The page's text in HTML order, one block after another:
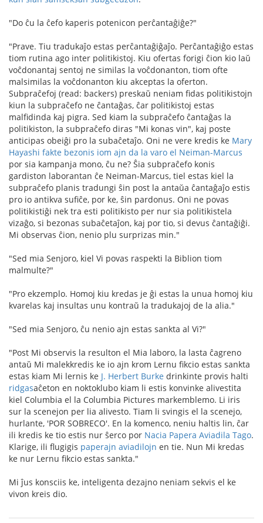
"Do ĉu la ĉefo kaperis potenicon perĉantaĝiĝe?"
"Prave. Tiu tradukaĵo estas perĉantaĝiĝaĵo. Perĉantaĝiĝo estas
tiom rutina ago inter politikistoj. Kiu ofertas forigi ĉion kio laŭ
voĉdonantaj sentoj ne similas la voĉdonanton, tiom ofte
malsimilas la voĉdonanton kiu akceptas la oferton.
Subpraĉefoj (read: backers) preskaŭ neniam fidas politikistojn
kiun la subpraĉefo ne ĉantaĝas, ĉar politikistoj estas
malfidinda kaj pigra. Sed kiam la subpraĉefo ĉantaĝas la
politikiston, la subpraĉefo diras "Mi konas vin", kaj poste
anticipas obeiĝi pro la subaĉetaĵo. Oni ne vere kredis ke Mary
Hayashi fakte bezonis iom ajn da la varo el Neiman-Marcus
por sia kampanja mono, ĉu ne? Ŝia subpraĉefo konis
gardiston laborantan ĉe Neiman-Marcus, tiel estas kiel la
subpraĉefo planis tradungi ŝin post la antaŭa ĉantaĝaĵo estis
pro io antikva sufiĉe, por ke, ŝin pardonus. Oni ne povas
politikistiĝi nek tra esti politikisto per nur sia politikistela
vizaĝo, si bezonas subaĉetaĵon, kaj por tio, si devus ĉantaĝiĝi.
Mi observas ĉion, nenio plu surprizas min."
"Sed mia Senjoro, kiel Vi povas raspekti la Biblion tiom
malmulte?"
"Pro ekzemplo. Homoj kiu kredas je ĝi estas la unua homoj kiu
kvarelas kaj insultas unu kontraŭ la tradukajoj de la alia."
"Sed mia Senjoro, ĉu nenio ajn estas sankta al Vi?"
"Post Mi observis la resulton el Mia laboro, la lasta ĉagreno
antaŭ Mi malekkredis ke io ajn krom Lernu fikcio estas sankta
estas kiam Mi lernis ke J. Herbert Burke drinkinte provis halti
ridgasaĉeton en noktoklubo kiam li estis konvinke alivestita
kiel Columbia el la Columbia Pictures markemblemo. Li iris
sur la scenejon per lia alivesto. Tiam li svingis el la scenejo,
hurlante, 'POR SOBRECO'. En la komenco, neniu haltis lin, ĉar
ili kredis ke tio estis nur ŝerco por Nacia Papera Aviadila Tago.
Klarige, ili flugigis paperajn aviadilojn en tie. Nun Mi kredas
ke nur Lernu fikcio estas sankta."
Mi ĵus konsciis ke, inteligenta dezajno neniam sekvis el ke
vivon kreis dio.